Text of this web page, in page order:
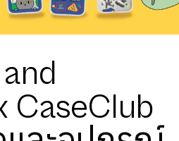
CaseClub